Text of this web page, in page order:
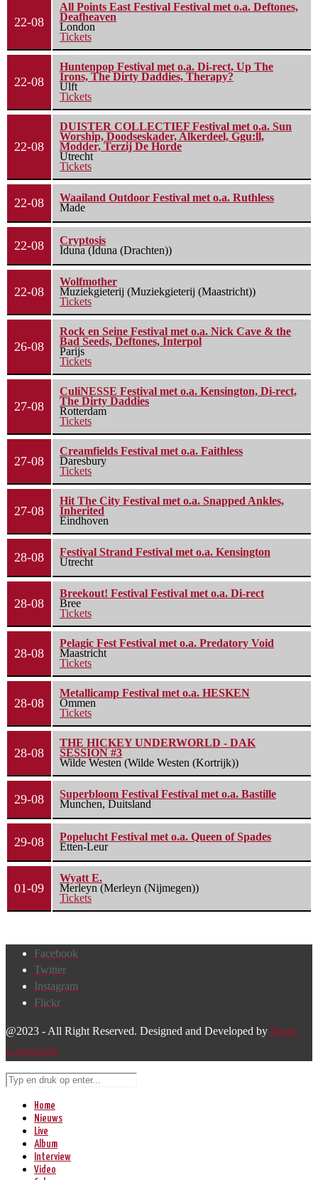
22-08
All Points East Festival Festival met o.a. Deftones,
Deafheaven
London
Tickets
22-08
Huntenpop Festival met o.a. Di-rect, Up The
Irons, The Dirty Daddies, Therapy?
Ulft
Tickets
22-08
DUISTER COLLECTIEF Festival met o.a. Sun
Worship, Doodseskader, Alkerdeel, Ggu:ll,
Modder, Terzij De Horde
Utrecht
Tickets
22-08
Waailand Outdoor Festival met o.a. Ruthless
Made
22-08
Cryptosis
Iduna (Iduna (Drachten))
22-08
Wolfmother
Muziekgieterij (Muziekgieterij (Maastricht))
Tickets
26-08
Rock en Seine Festival met o.a. Nick Cave & the
Bad Seeds, Deftones, Interpol
Parijs
Tickets
27-08
CuliNESSE Festival met o.a. Kensington, Di-rect,
The Dirty Daddies
Rotterdam
Tickets
27-08
Creamfields Festival met o.a. Faithless
Daresbury
Tickets
27-08
Hit The City Festival met o.a. Snapped Ankles,
Inherited
Eindhoven
28-08
Festival Strand Festival met o.a. Kensington
Utrecht
28-08
Breekout! Festival Festival met o.a. Di-rect
Bree
Tickets
28-08
Pelagic Fest Festival met o.a. Predatory Void
Maastricht
Tickets
28-08
Metallicamp Festival met o.a. HESKEN
Ommen
Tickets
28-08
THE HICKEY UNDERWORLD - DAK
SESSION #3
Wilde Westen (Wilde Westen (Kortrijk))
29-08
Superbloom Festival Festival met o.a. Bastille
Munchen, Duitsland
29-08
Popelucht Festival met o.a. Queen of Spades
Etten-Leur
01-09
Wyatt E.
Merleyn (Merleyn (Nijmegen))
Tickets
Facebook
Twitter
Instagram
Flickr
@2023 - All Right Reserved. Designed and Developed by Harm
Lourenssen
Home
Nieuws
Live
Album
Interview
Video